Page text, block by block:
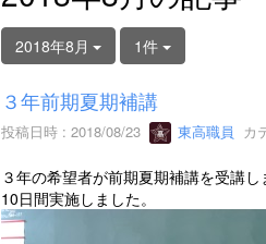
2018年8月 1件
３年前期夏期補講
投稿日時 : 2018/08/23 東高職員 カ
３年の希望者が前期夏期補講を受講し
10日間実施しました。